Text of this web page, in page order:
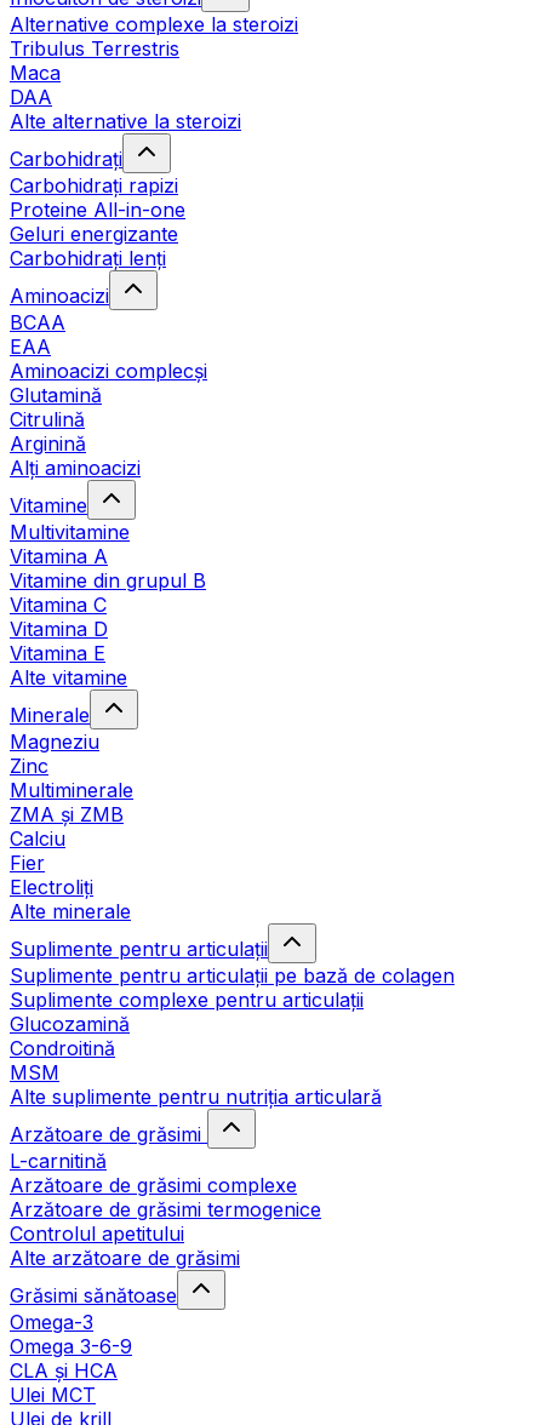
Alternative complexe la steroizi
Tribulus Terrestris
Maca
DAA
Alte alternative la steroizi
Carbohidrați
Carbohidrați rapizi
Proteine All-in-one
Geluri energizante
Carbohidrați lenți
Aminoacizi
BCAA
EAA
Aminoacizi complecși
Glutamină
Citrulină
Arginină
Alți aminoacizi
Vitamine
Multivitamine
Vitamina A
Vitamine din grupul B
Vitamina C
Vitamina D
Vitamina E
Alte vitamine
Minerale
Magneziu
Zinc
Multiminerale
ZMA și ZMB
Calciu
Fier
Electroliți
Alte minerale
Suplimente pentru articulații
Suplimente pentru articulații pe bază de colagen
Suplimente complexe pentru articulații
Glucozamină
Condroitină
MSM
Alte suplimente pentru nutriția articulară
Arzătoare de grăsimi
L-carnitină
Arzătoare de grăsimi complexe
Arzătoare de grăsimi termogenice
Controlul apetitului
Alte arzătoare de grăsimi
Grăsimi sănătoase
Omega-3
Omega 3-6-9
CLA şi HCA
Ulei MCT
Ulei de krill